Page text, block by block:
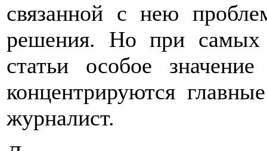
связанной с нею
решения. Но при самых
статьи особое
концентрируются
журналист.